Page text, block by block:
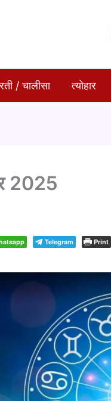
/ चालीसा त्योहार
2025
Telegram Print